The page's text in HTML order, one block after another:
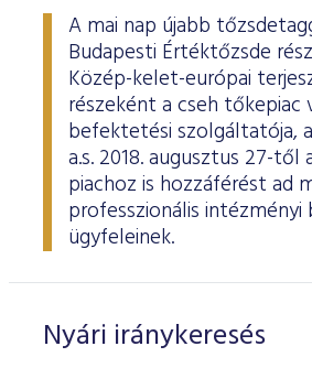
A mai nap újabb
Budapesti Értéktőzsde
Közép-kelet-európai
részeként a cseh tőkepiac
befektetési szolgáltatója,
a.s. 2018. augusztus 27-től
piachoz is hozzáférést ad
professzionális
ügyfeleinek.
Nyári iránykeresés